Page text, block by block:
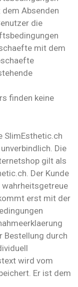
Absenden
die
mit dem
finden keine
SlimEsthetic.ch
Die
gilt als
Der Kunde
erst mit der
Bestellung durch
wird vom
Er ist dem